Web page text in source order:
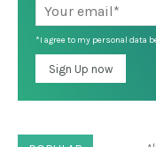
*I agree to my personal data